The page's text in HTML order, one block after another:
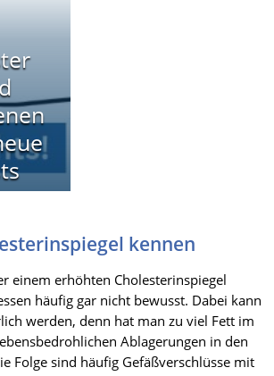
kennen
einem erhöhten Cholesterinspiegel
häufig gar nicht bewusst. Dabei kann
werden, denn hat man zu viel Fett im
Ablagerungen in den
Folge sind häufig Gefäßverschlüsse mit